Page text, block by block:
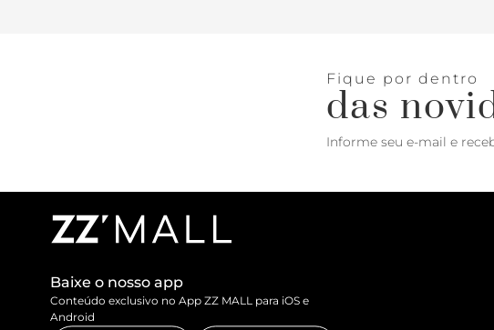
Fique por dentro
das
Informe seu e-mail e
Baixe o nosso app
Conteúdo exclusivo no App ZZ MALL para iOS e
Android